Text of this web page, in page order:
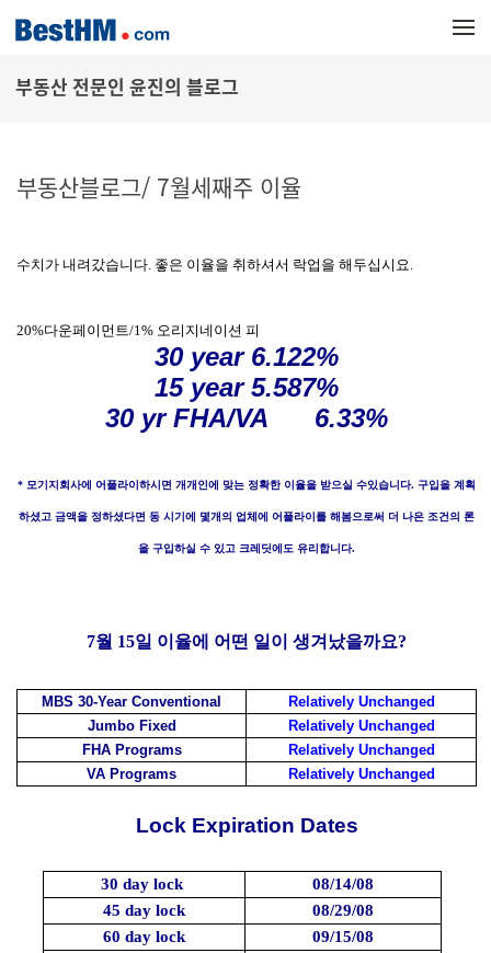
부동산 전문인 윤진의 블로그
부동산블로그/ 7월세째주 이율
수치가 내려갔습니다. 좋은 이율을 취하셔서 락업을 해두십시요.
20%다운페이먼트/1% 오리지네이션 피
30 year 6.122%
15 year 5.587%
30 yr FHA/VA 6.33%
* 모기지회사에 어플라이하시면 개개인에 맞는 정확한 이율을 받으실 수있습니다. 구입을 계획
하셨고 금액을 정하셨다면 동 시기에 몇개의 업체에 어플라이를 해봄으로써 더 나은 조건의 론
을 구입하실 수 있고 크레딧에도 유리합니다.
7월 15일 이율에 어떤 일이 생겨났을까요?
MBS 30-Year Conventional
Relatively Unchanged
Jumbo Fixed
Relatively Unchanged
FHA Programs
Relatively Unchanged
VA Programs
Relatively Unchanged
Lock Expiration Dates
30 day lock
08/14/08
45 day lock
08/29/08
60 day lock
09/15/08